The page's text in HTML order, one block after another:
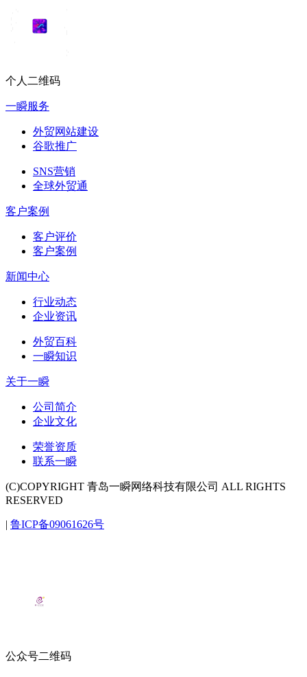
个人二维码
一瞬服务
外贸网站建设
谷歌推广
SNS营销
全球外贸通
客户案例
客户评价
客户案例
新闻中心
行业动态
企业资讯
外贸百科
一瞬知识
关于一瞬
公司简介
企业文化
荣誉资质
联系一瞬
(C)COPYRIGHT 青岛一瞬网络科技有限公司 ALL RIGHTS
RESERVED
| 鲁ICP备09061626号
公众号二维码